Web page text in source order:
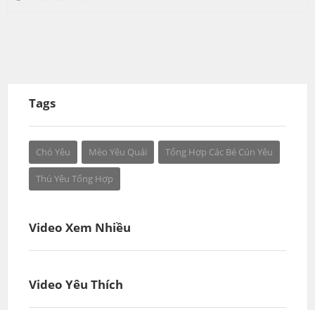
Tags
Chó Yêu Mèo Yêu Quái Tổng Hợp Các Bé Cún Yêu
Thú Yêu Tổng Hợp
Video Xem Nhiều
Video Yêu Thích